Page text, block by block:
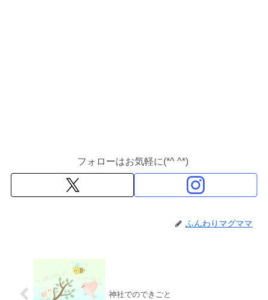
フォローはお気軽に(*^ ^*)
ふんわりマグママ
神社でのできごと